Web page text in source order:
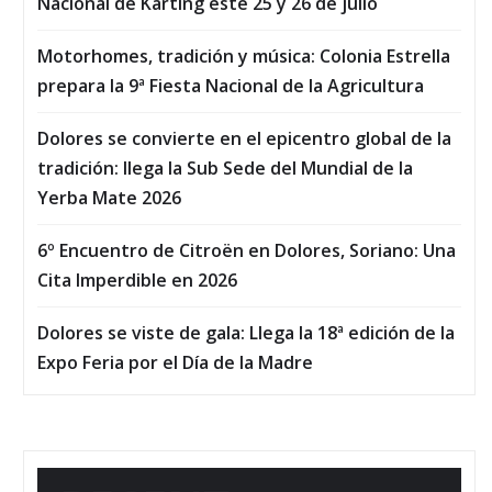
Motorhomes, tradición y música: Colonia Estrella
prepara la 9ª Fiesta Nacional de la Agricultura
Dolores se convierte en el epicentro global de la
tradición: llega la Sub Sede del Mundial de la
Yerba Mate 2026
6º Encuentro de Citroën en Dolores, Soriano: Una
Cita Imperdible en 2026
Dolores se viste de gala: Llega la 18ª edición de la
Expo Feria por el Día de la Madre